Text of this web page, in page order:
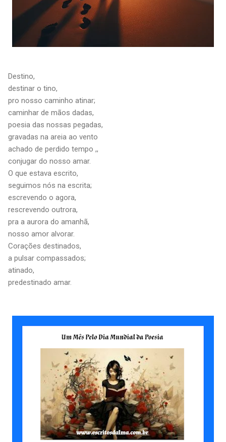
Destino,
destinar o tino,
pro nosso caminho atinar;
caminhar de mãos dadas,
poesia das nossas pegadas,
gravadas na areia ao vento
achado de perdido tempo ,,
conjugar do nosso amar.
O que estava escrito,
seguimos nós na escrita;
escrevendo o agora,
rescrevendo outrora,
pra a aurora do amanhã,
nosso amor alvorar.
Corações destinados,
a pulsar compassados;
atinado,
predestinado amar.